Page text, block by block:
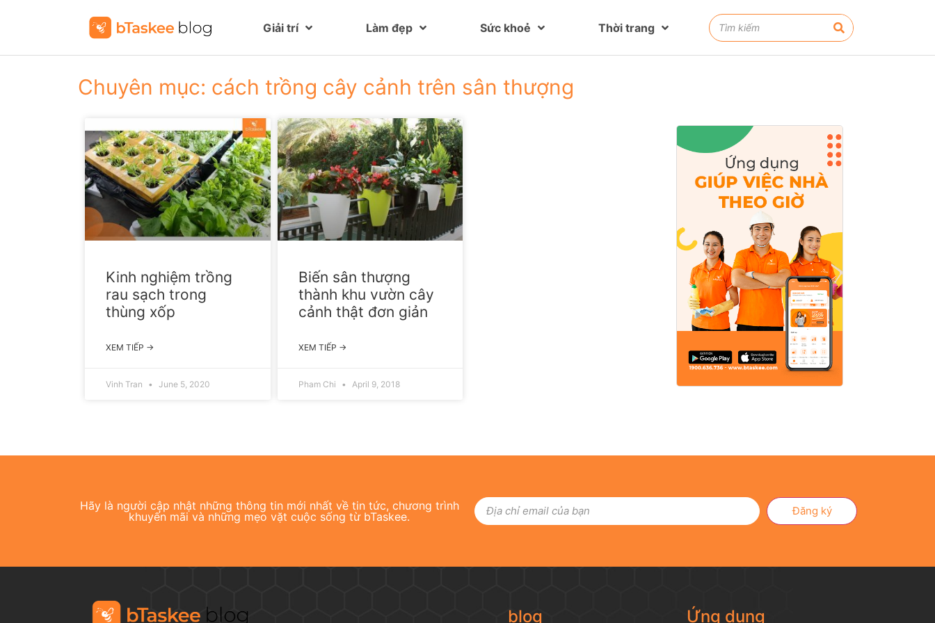
Giải trí Làm đẹp Sức khoẻ Thời trang
Chuyên mục: cách trồng cây cảnh trên sân thượng
Kinh nghiệm trồng
rau sạch trong
thùng xốp
XEM TIẾP →
Vinh Tran June 5, 2020
Biến sân thượng
thành khu vườn cây
cảnh thật đơn giản
XEM TIẾP →
Pham Chi April 9, 2018
Hãy là người cập nhật những thông tin mới nhất về tin tức, chương trình
khuyến mãi và những mẹo vặt cuộc sống từ bTaskee.
Đăng ký
blog Ứng dụng